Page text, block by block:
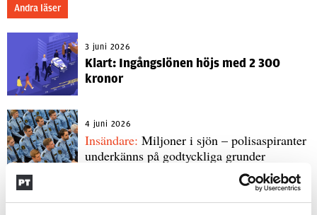
Andra läser
3 juni 2026
Klart: Ingångslönen höjs med 2 300
kronor
4 juni 2026
Insändare: Miljoner i sjön – polisaspiranter
underkänns på godtyckliga grunder